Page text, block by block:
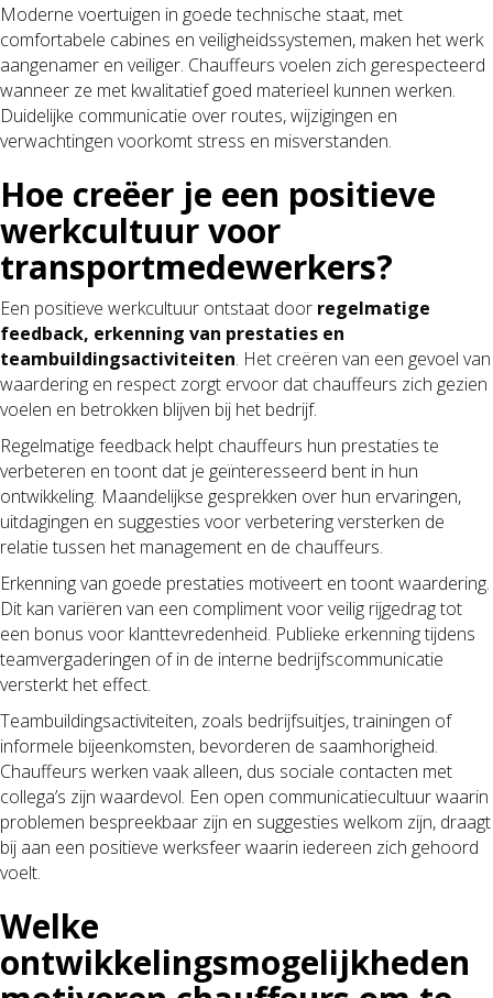
Moderne voertuigen in goede technische staat, met
comfortabele cabines en veiligheidssystemen, maken het werk
aangenamer en veiliger. Chauffeurs voelen zich gerespecteerd
wanneer ze met kwalitatief goed materieel kunnen werken.
Duidelijke communicatie over routes, wijzigingen en
verwachtingen voorkomt stress en misverstanden.
Hoe creëer je een positieve
werkcultuur voor
transportmedewerkers?
Een positieve werkcultuur ontstaat door regelmatige
feedback, erkenning van prestaties en
teambuildingsactiviteiten. Het creëren van een gevoel van
waardering en respect zorgt ervoor dat chauffeurs zich gezien
voelen en betrokken blijven bij het bedrijf.
Regelmatige feedback helpt chauffeurs hun prestaties te
verbeteren en toont dat je geïnteresseerd bent in hun
ontwikkeling. Maandelijkse gesprekken over hun ervaringen,
uitdagingen en suggesties voor verbetering versterken de
relatie tussen het management en de chauffeurs.
Erkenning van goede prestaties motiveert en toont waardering.
Dit kan variëren van een compliment voor veilig rijgedrag tot
een bonus voor klanttevredenheid. Publieke erkenning tijdens
teamvergaderingen of in de interne bedrijfscommunicatie
versterkt het effect.
Teambuildingsactiviteiten, zoals bedrijfsuitjes, trainingen of
informele bijeenkomsten, bevorderen de saamhorigheid.
Chauffeurs werken vaak alleen, dus sociale contacten met
collega’s zijn waardevol. Een open communicatiecultuur waarin
problemen bespreekbaar zijn en suggesties welkom zijn, draagt
bij aan een positieve werksfeer waarin iedereen zich gehoord
voelt.
Welke
ontwikkelingsmogelijkheden